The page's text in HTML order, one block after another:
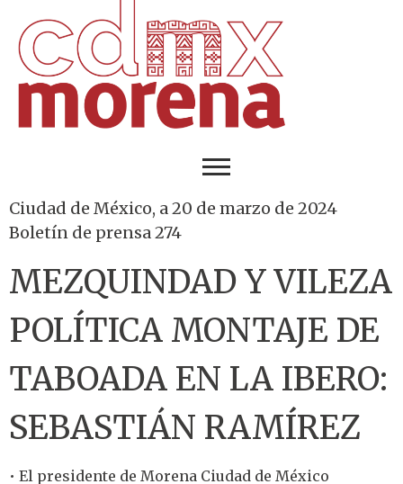
Ciudad de México, a 20 de marzo de 2024
Boletín de prensa 274
MEZQUINDAD Y VILEZA
POLÍTICA MONTAJE DE
TABOADA EN LA IBERO:
SEBASTIÁN RAMÍREZ
• El presidente de Morena Ciudad de México